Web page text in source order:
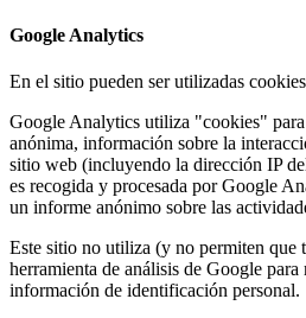
Google Analytics
En el sitio pueden ser utilizadas
Google Analytics utiliza "cookies"
anónima, información sobre la
sitio web (incluyendo la dirección IP
es recogida y procesada por Google
un informe anónimo sobre las
Este sitio no utiliza (y no permiten que
herramienta de análisis de Google para
información de identificación personal.